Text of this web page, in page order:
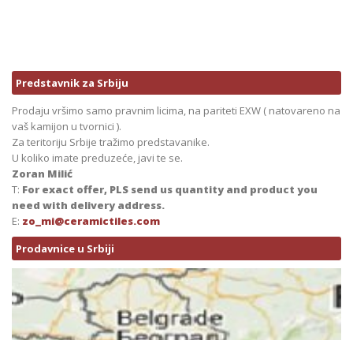
Predstavnik za Srbiju
Prodaju vršimo samo pravnim licima, na pariteti EXW ( natovareno na
vaš kamijon u tvornici ).
Za teritoriju Srbije tražimo predstavanike.
U koliko imate preduzeće, javi te se.
Zoran Milić
T: For exact offer, PLS send us quantity and product you
need with delivery address.
E: zo_mi@ceramictiles.com
Prodavnice u Srbiji